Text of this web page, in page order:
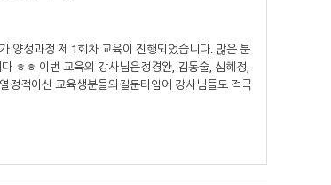
양성과정 제 1회차 교육이 진행되었습니다. 많은 분
ㅎㅎ 이번 교육의 강사님은정경완, 김동술, 심혜정,
정적이신 교육생분들의질문타임에 강사님들도 적극